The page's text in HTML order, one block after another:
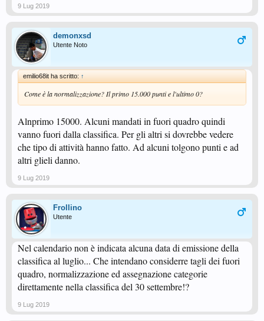
9 Lug 2019
demonxsd
Utente Noto
emilio68it ha scritto: ↑
Come è la normalizzazione? Il primo 15.000 punti e l'ultimo 0?
Alnprimo 15000. Alcuni mandati in fuori quadro quindi
vanno fuori dalla classifica. Per gli altri si dovrebbe vedere
che tipo di attività hanno fatto. Ad alcuni tolgono punti e ad
altri glieli danno.
9 Lug 2019
Frollino
Utente
Nel calendario non è indicata alcuna data di emissione della
classifica al luglio... Che intendano considerre tagli dei fuori
quadro, normalizzazione ed assegnazione categorie
direttamente nella classifica del 30 settembre!?
9 Lug 2019